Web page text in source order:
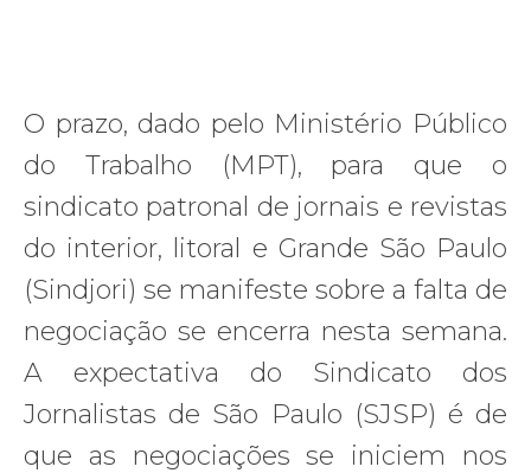
O prazo, dado pelo Ministério Público
do Trabalho (MPT), para que o
sindicato patronal de jornais e revistas
do interior, litoral e Grande São Paulo
(Sindjori) se manifeste sobre a falta de
negociação se encerra nesta semana.
A expectativa do Sindicato dos
Jornalistas de São Paulo (SJSP) é de
que as negociações se iniciem nos